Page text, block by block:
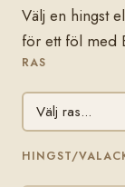
Välj en hingst
för ett föl med
RAS
HINGST/